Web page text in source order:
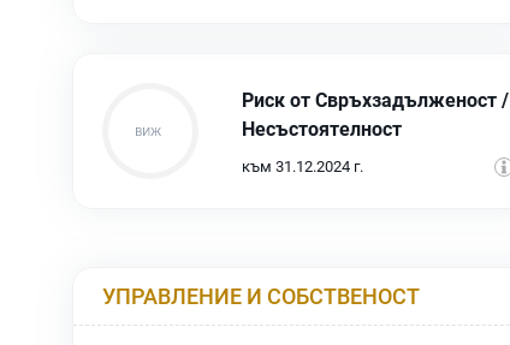
Риск от Свръхзадълженост /
Несъстоятелност
към 31.12.2024 г.
УПРАВЛЕНИЕ И СОБСТВЕНОСТ